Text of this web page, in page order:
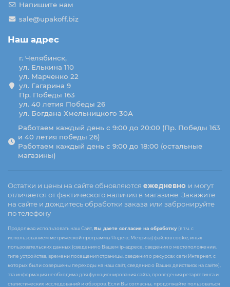
Напишите нам
sale@upakoff.biz
Наш адрес
г. Челябинск,
ул. Елькина 110
ул. Марченко 22
ул. Гагарина 9
Пр. Победы 163
ул. 40 летия Победы 26
ул. Богдана Хмельницкого 30А
Работаем каждый день с 9:00 до 20:00 (Пр. Победы 163
и 40 летия победы 26)
Работаем каждый день с 9:00 до 18:00 (остальные
магазины)
Остатки и цены на сайте обновляются ежедневно и могут
отличается от фактического наличия в магазине. Закажите
на сайте и дождитесь обработки заказа или забронируйте
по телефону
Продолжая использовать наш Сайт, Вы даете согласие на обработку (в т.ч. с
использованием метрической программы Яндекс.Метрика) файлов cookie, иных
пользовательских данных (сведения о Вашем ip-адресе, сведения о местоположении,
типе устройства, времени посещения страницы, сведения о ресурсах сети Интернет, с
которых были совершены переходы на наш сайт, сведения о Ваших действиях на сайте),
эта информация необходима для функционирования сайта, проведения ретаргетинга и
статистических исследований и обзоров. Если Вы согласны, продолжайте пользоваться